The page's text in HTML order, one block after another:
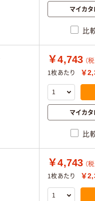
マイカ
比
￥4,743 （
1枚あたり
￥
マイカ
比
￥4,743 （
1枚あたり
￥